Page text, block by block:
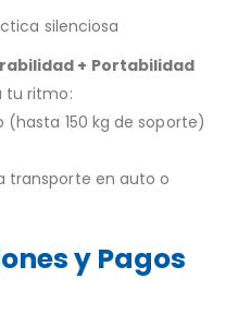
silenciosa
+ Portabilidad
tu ritmo:
150 kg de soporte)
transporte en auto o
y Pagos